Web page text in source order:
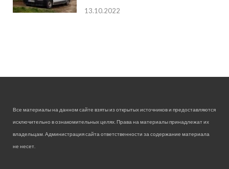
13.10.2022
Все материалы на данном сайте взяты из открытых источников и предоставляются
исключительно в ознакомительных целях. Права на материалы принадлежат их
владельцам. Администрация сайта ответственности за содержание материала
не несет.